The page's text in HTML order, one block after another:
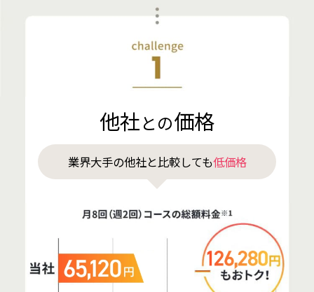
他社との価格
業界大手の他社と比較しても低価格